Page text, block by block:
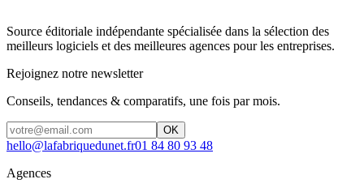
Source éditoriale indépendante spécialisée dans la sélection des
meilleurs logiciels et des meilleures agences pour les entreprises.
Rejoignez notre newsletter
Conseils, tendances & comparatifs, une fois par mois.
OK
hello@lafabriquedunet.fr01 84 80 93 48
Agences